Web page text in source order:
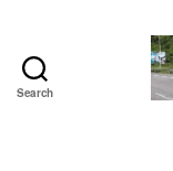
Search